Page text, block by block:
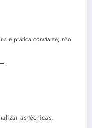
e prática constante; não
as técnicas.